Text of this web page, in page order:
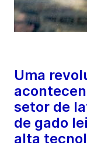
Uma
setor de
de gado
alta